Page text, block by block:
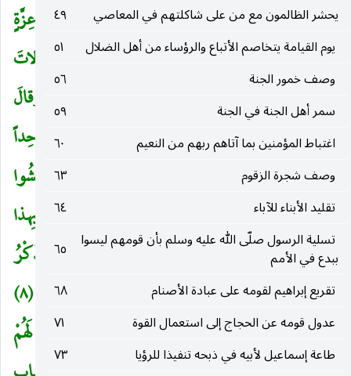
يحشر الظالمون مع من على شاكلتهم في المعاصي
٤٩
يوم القيامة يتخاصم الأتباع والرؤساء من أهل الضلال
٥١
وصف خمور الجنة
٥٦
سمر أهل الجنة في الجنة
٥٩
اغتباط المؤمنين بما آتاهم ربهم من النعيم
٦٠
وصف شجرة الزقوم
٦٣
تقليد الأبناء للآباء
٦٤
تسلية الرسول صلّى الله عليه وسلم بأن قومهم ليسوا
ببدع في الأمم
٦٥
تقريع إبراهيم لقومه على عبادة الأصنام
٦٨
عدول قومه عن الحجاج إلى استعمال القوة
٧١
طاعة إسماعيل لأبيه في ذبحه تنفيذا للرؤيا
٧٣
(
ص وَالْقُرْآنِ ذِي الذِّكْرِ (١) بَلِ الَّذِينَ كَفَرُوا فِي عِزَّةٍ
وَشِقاقٍ (٢) كَمْ أَهْلَكْنا مِنْ قَبْلِهِمْ مِنْ قَرْنٍ فَنادَوْا وَلاتَ
حِينَ مَناصٍ (٣) وَعَجِبُوا أَنْ جاءَهُمْ مُنْذِرٌ مِنْهُمْ وَقالَ
الْكافِرُونَ هذا ساحِرٌ كَذَّابٌ (٤) أَجَعَلَ الْآلِهَةَ إِلهاً واحِداً
إِنَّ هذا لَشَيْءٌ عُجابٌ (٥) وَانْطَلَقَ الْمَلَأُ مِنْهُمْ أَنِ امْشُوا
وَاصْبِرُوا عَلى آلِهَتِكُمْ إِنَّ هذا لَشَيْءٌ يُرادُ (٦) ما سَمِعْنا بِهذا
فِي الْمِلَّةِ الْآخِرَةِ إِنْ هذا إِلاَّ اخْتِلاقٌ (٧) أَأُنْزِلَ عَلَيْهِ الذِّكْرُ
مِنْ بَيْنِنا بَلْ هُمْ فِي شَكٍّ مِنْ ذِكْرِي بَلْ لَمَّا يَذُوقُوا عَذابِ (٨)
أَمْ عِنْدَهُمْ خَزائِنُ رَحْمَةِ رَبِّكَ الْعَزِيزِ الْوَهَّابِ (٩) أَمْ لَهُمْ